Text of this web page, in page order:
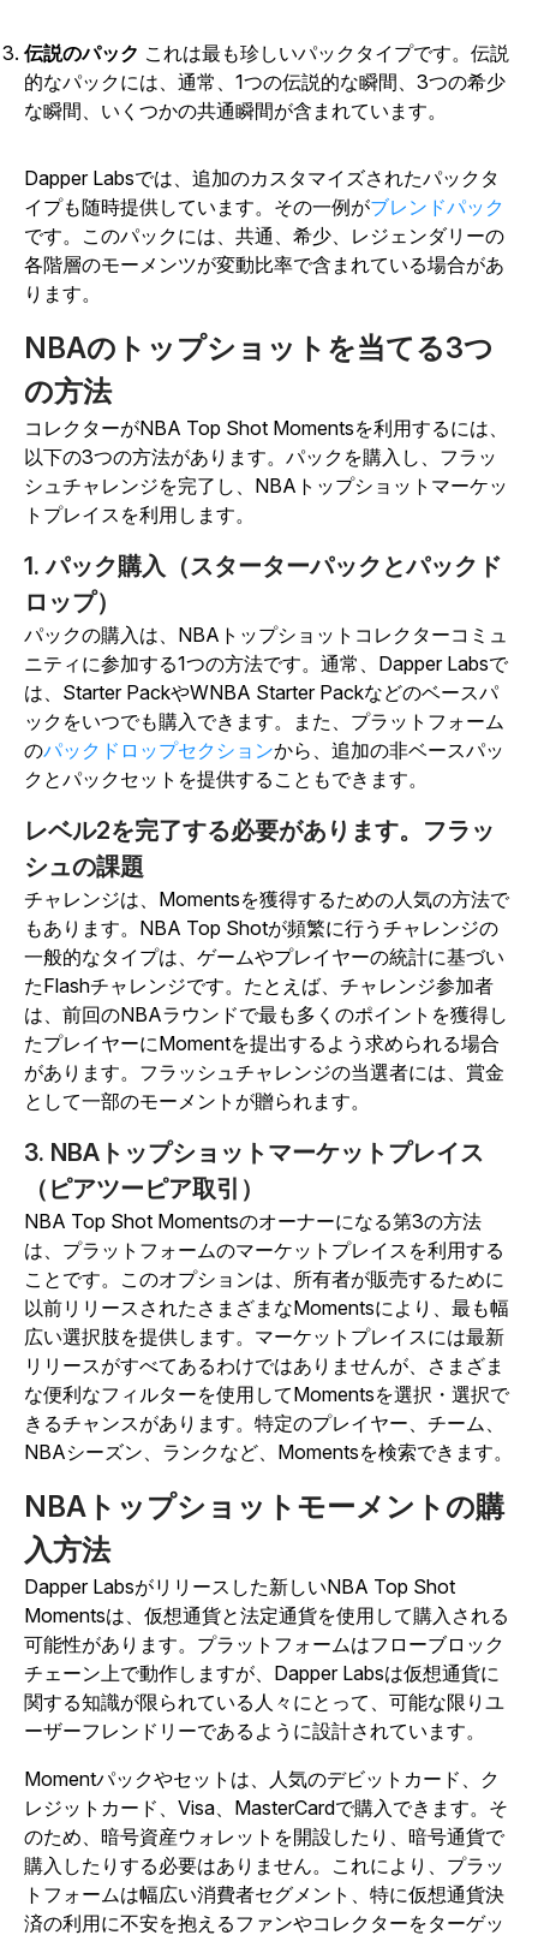
伝説のパック これは最も珍しいパックタイプです。伝説
的なパックには、通常、1つの伝説的な瞬間、3つの希少
な瞬間、いくつかの共通瞬間が含まれています。
Dapper Labsでは、追加のカスタマイズされたパックタ
イプも随時提供しています。その一例がブレンドパック
です。このパックには、共通、希少、レジェンダリーの
各階層のモーメンツが変動比率で含まれている場合があ
ります。
NBAのトップショットを当てる3つ
の方法
コレクターがNBA Top Shot Momentsを利用するには、
以下の3つの方法があります。パックを購入し、フラッ
シュチャレンジを完了し、NBAトップショットマーケッ
トプレイスを利用します。
1. パック購入（スターターパックとパックド
ロップ）
パックの購入は、NBAトップショットコレクターコミュ
ニティに参加する1つの方法です。通常、Dapper Labsで
は、Starter PackやWNBA Starter Packなどのベースパ
ックをいつでも購入できます。また、プラットフォーム
のパックドロップセクションから、追加の非ベースパッ
クとパックセットを提供することもできます。
レベル2を完了する必要があります。フラッ
シュの課題
チャレンジは、Momentsを獲得するための人気の方法で
もあります。NBA Top Shotが頻繁に行うチャレンジの
一般的なタイプは、ゲームやプレイヤーの統計に基づい
たFlashチャレンジです。たとえば、チャレンジ参加者
は、前回のNBAラウンドで最も多くのポイントを獲得し
たプレイヤーにMomentを提出するよう求められる場合
があります。フラッシュチャレンジの当選者には、賞金
として一部のモーメントが贈られます。
3. NBAトップショットマーケットプレイス
（ピアツーピア取引）
NBA Top Shot Momentsのオーナーになる第3の方法
は、プラットフォームのマーケットプレイスを利用する
ことです。このオプションは、所有者が販売するために
以前リリースされたさまざまなMomentsにより、最も幅
広い選択肢を提供します。マーケットプレイスには最新
リリースがすべてあるわけではありませんが、さまざま
な便利なフィルターを使用してMomentsを選択・選択で
きるチャンスがあります。特定のプレイヤー、チーム、
NBAシーズン、ランクなど、Momentsを検索できます。
NBAトップショットモーメントの購
入方法
Dapper Labsがリリースした新しいNBA Top Shot
Momentsは、仮想通貨と法定通貨を使用して購入される
可能性があります。プラットフォームはフローブロック
チェーン上で動作しますが、Dapper Labsは仮想通貨に
関する知識が限られている人々にとって、可能な限りユ
ーザーフレンドリーであるように設計されています。
Momentパックやセットは、人気のデビットカード、ク
レジットカード、Visa、MasterCardで購入できます。そ
のため、暗号資産ウォレットを開設したり、暗号通貨で
購入したりする必要はありません。これにより、プラッ
トフォームは幅広い消費者セグメント、特に仮想通貨決
済の利用に不安を抱えるファンやコレクターをターゲッ